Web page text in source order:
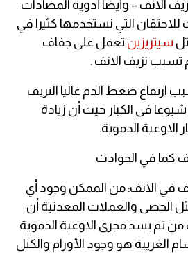
الانف – وأيضا أدوية المضادات
التي نستخدمها كثيرا في
سيتريزين تعمل على جفاف
تسبب نزيف الانف .
ارتفاع ضغط الدم غاليا النزيف
في الكبار حيث أن زيادة
الدموية.
كما في الحوادث
في الانف: من الممكن وجود أي
الحصى والعملات المعدنية أن
ثم يسد مجرى الاوعية الدموية
الغريبة هو وجود الأورام والكتل